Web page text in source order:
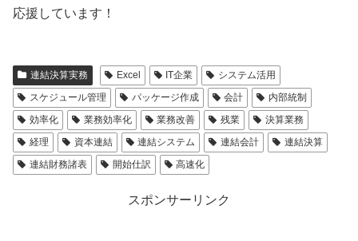
応援しています！
連結決算実務 Excel IT企業
システム活用
スケジュール管理
パッケージ作成 会計
内部統制
効率化
業務効率化 業務改善 残業
決算業務
経理
資本連結 連結システム 連結会計
連結決算
連結財務諸表
開始仕訳 高速化
スポンサーリンク